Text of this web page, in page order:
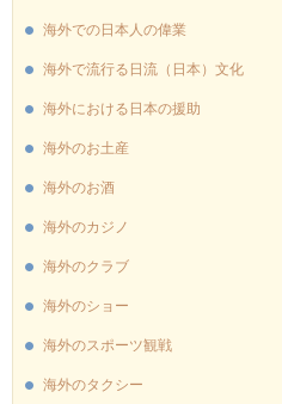
海外での日本人の偉業
海外で流行る日流（日本）文化
海外における日本の援助
海外のお土産
海外のお酒
海外のカジノ
海外のクラブ
海外のショー
海外のスポーツ観戦
海外のタクシー